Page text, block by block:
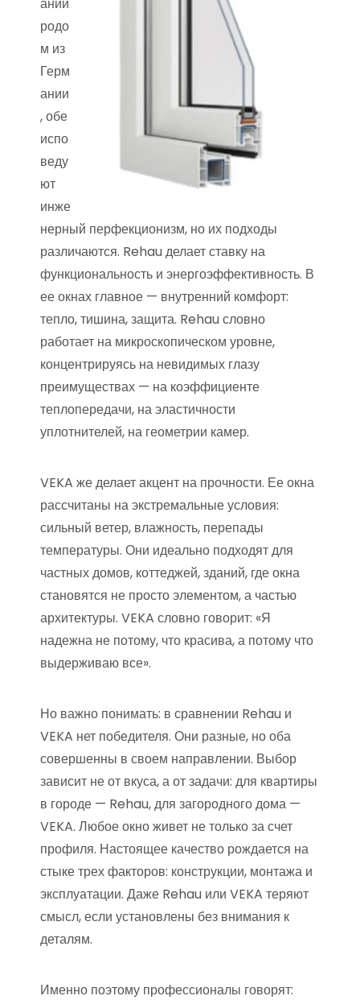
родо
м из
Герм
ании
, обе
испо
веду
ют
инже
нерный перфекционизм, но их подходы
различаются. Rehau делает ставку на
функциональность и энергоэффективность. В
ее окнах главное — внутренний комфорт:
тепло, тишина, защита. Rehau словно
работает на микроскопическом уровне,
концентрируясь на невидимых глазу
преимуществах — на коэффициенте
теплопередачи, на эластичности
уплотнителей, на геометрии камер.
VEKA же делает акцент на прочности. Ее окна
рассчитаны на экстремальные условия:
сильный ветер, влажность, перепады
температуры. Они идеально подходят для
частных домов, коттеджей, зданий, где окна
становятся не просто элементом, а частью
архитектуры. VEKA словно говорит: «Я
надежна не потому, что красива, а потому что
выдерживаю все».
Но важно понимать: в сравнении Rehau и
VEKA нет победителя. Они разные, но оба
совершенны в своем направлении. Выбор
зависит не от вкуса, а от задачи: для квартиры
в городе — Rehau, для загородного дома —
VEKA. Любое окно живет не только за счет
профиля. Настоящее качество рождается на
стыке трех факторов: конструкции, монтажа и
эксплуатации. Даже Rehau или VEKA теряют
смысл, если установлены без внимания к
деталям.
Именно поэтому профессионалы говорят: